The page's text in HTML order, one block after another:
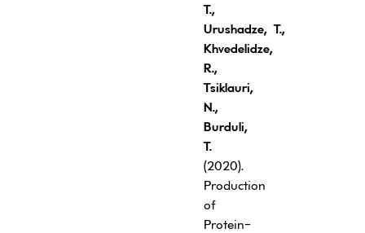
T.,
Urushadze, T.,
Khvedelidze,
R.,
Tsiklauri,
N.,
Burduli,
T.
(2020).
Production
of
Protein-